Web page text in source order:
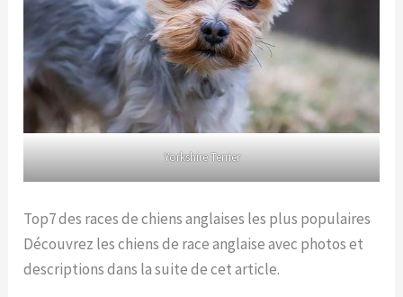
Yorkshire Terrier
Top7 des races de chiens anglaises les plus populaires
Découvrez les chiens de race anglaise avec photos et
descriptions dans la suite de cet article.